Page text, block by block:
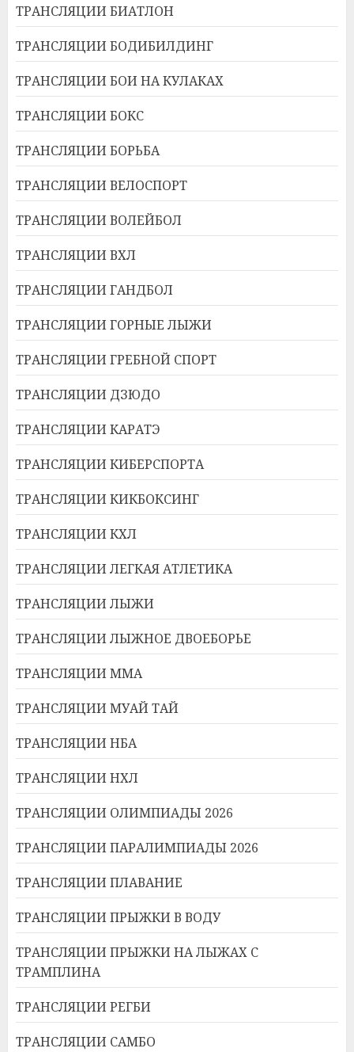
ТРАНСЛЯЦИИ БИАТЛОН
ТРАНСЛЯЦИИ БОДИБИЛДИНГ
ТРАНСЛЯЦИИ БОИ НА КУЛАКАХ
ТРАНСЛЯЦИИ БОКС
ТРАНСЛЯЦИИ БОРЬБА
ТРАНСЛЯЦИИ ВЕЛОСПОРТ
ТРАНСЛЯЦИИ ВОЛЕЙБОЛ
ТРАНСЛЯЦИИ ВХЛ
ТРАНСЛЯЦИИ ГАНДБОЛ
ТРАНСЛЯЦИИ ГОРНЫЕ ЛЫЖИ
ТРАНСЛЯЦИИ ГРЕБНОЙ СПОРТ
ТРАНСЛЯЦИИ ДЗЮДО
ТРАНСЛЯЦИИ КАРАТЭ
ТРАНСЛЯЦИИ КИБЕРСПОРТА
ТРАНСЛЯЦИИ КИКБОКСИНГ
ТРАНСЛЯЦИИ КХЛ
ТРАНСЛЯЦИИ ЛЕГКАЯ АТЛЕТИКА
ТРАНСЛЯЦИИ ЛЫЖИ
ТРАНСЛЯЦИИ ЛЫЖНОЕ ДВОЕБОРЬЕ
ТРАНСЛЯЦИИ ММА
ТРАНСЛЯЦИИ МУАЙ ТАЙ
ТРАНСЛЯЦИИ НБА
ТРАНСЛЯЦИИ НХЛ
ТРАНСЛЯЦИИ ОЛИМПИАДЫ 2026
ТРАНСЛЯЦИИ ПАРАЛИМПИАДЫ 2026
ТРАНСЛЯЦИИ ПЛАВАНИЕ
ТРАНСЛЯЦИИ ПРЫЖКИ В ВОДУ
ТРАНСЛЯЦИИ ПРЫЖКИ НА ЛЫЖАХ С
ТРАМПЛИНА
ТРАНСЛЯЦИИ РЕГБИ
ТРАНСЛЯЦИИ САМБО